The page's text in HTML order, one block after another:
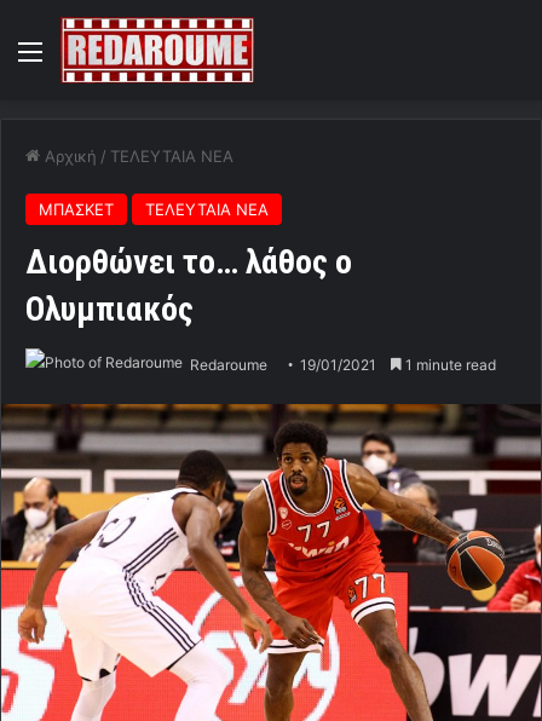
Menu
Αρχική / ΤΕΛΕΥΤΑΙΑ ΝΕΑ
ΜΠΑΣΚΕΤ ΤΕΛΕΥΤΑΙΑ ΝΕΑ
Διορθώνει το… λάθος ο
Ολυμπιακός
Redaroume 19/01/2021 1 minute read